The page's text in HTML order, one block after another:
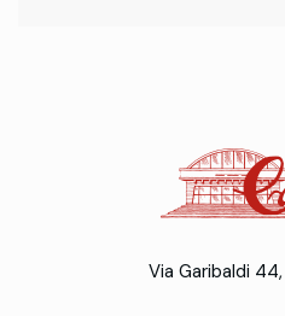
Via Garibaldi